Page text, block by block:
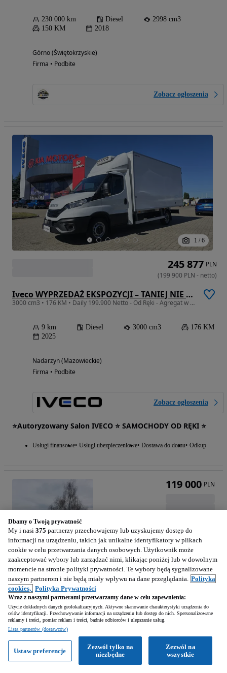
230 000 km Diesel
2998 cm3
150 KM
2018
Górno (Świętokrzyskie)
Firma • Podbite
Zobacz ogłoszenia
1 / 6
Iveco WYPRZEDAŻ EKSPOZYCJI – TANIEJ NIE ZNAJDZIESZ !!!
3000 cm3 • 176 KM • Daily 199.900 Netto - Od Ręki - Agregat w Cenie - Silnik 3,0l !!!
9 km Diesel 3000 cm3
176 KM
2025
Nadarzyn (Mazowieckie)
Firma • Podbite
Zobacz ogłoszenia
⭐Autoryzowany Salon IVECO ⭐ SAMOCHODY OD RĘKI ⭐
Usługi finansowe Usługi ubezpieczeniowe Dostawa do domu Odkup
245 877 PLN
(199 900 PLN - netto)
Iveco Daily
3000 cm3 • 160 KM • Iveco Daily 3.0 izoterma/winda
Diesel
3000 cm3
2021
119 000 PLN
Dbamy o Twoją prywatność
My i nasi 375 partnerzy przechowujemy lub uzyskujemy dostęp do
informacji na urządzeniu, takich jak unikalne identyfikatory w plikach
cookie w celu przetwarzania danych osobowych. Użytkownik może
zaakceptować wybory lub zarządzać nimi, klikając poniżej lub w dowolnym
momencie na stronie polityki prywatności. Te wybory będą sygnalizowane
naszym partnerom i nie będą miały wpływu na dane przeglądania. Polityka
cookies, Polityka Prywatności
Wraz z naszymi partnerami przetwarzamy dane w celu zapewnienia:
Użycie dokładnych danych geolokalizacyjnych. Aktywne skanowanie charakterystyki urządzenia do
celów identyfikacji. Przechowywanie informacji na urządzeniu lub dostęp do nich. Spersonalizowane
reklamy i treści, pomiar reklam i treści, badnie odbiorców i ulepszanie usług.
Lista partnerów (dostawców)
Zezwól na
wszystkie
Zezwól tylko na
niezbędne
Ustaw preferencje